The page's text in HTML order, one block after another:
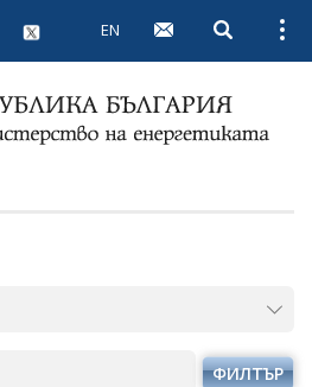
EN Open
ФИЛТЪР